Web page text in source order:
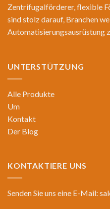
Zentrifugalförderer, flexible
sind stolz darauf, Branchen
Automatisierungsausrüstung
UNTERSTÜTZUNG
Alle Produkte
Um
Kontakt
Der Blog
KONTAKTIERE UNS
Senden Sie uns eine E-Mail: